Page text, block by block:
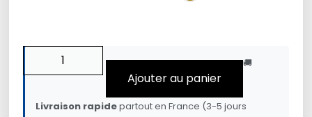
Ajouter au panier
🚚
Livraison rapidepartout en France (3-5 jours